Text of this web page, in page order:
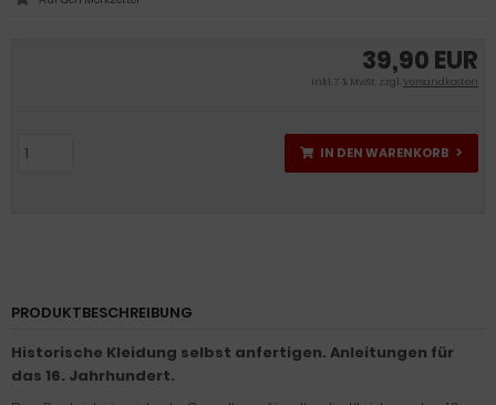
39,90 EUR
inkl. 7 % MwSt. zzgl.Versandkosten
IN DEN WARENKORB
PRODUKTBESCHREIBUNG
Historische Kleidung selbst anfertigen. Anleitungen für
das 16. Jahrhundert.